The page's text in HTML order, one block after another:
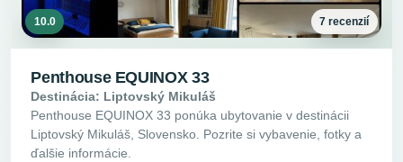
10.0 7 recenzií
Penthouse EQUINOX 33
Destinácia: Liptovský Mikuláš
Penthouse EQUINOX 33 ponúka ubytovanie v destinácii
Liptovský Mikuláš, Slovensko. Pozrite si vybavenie, fotky a
ďalšie informácie.